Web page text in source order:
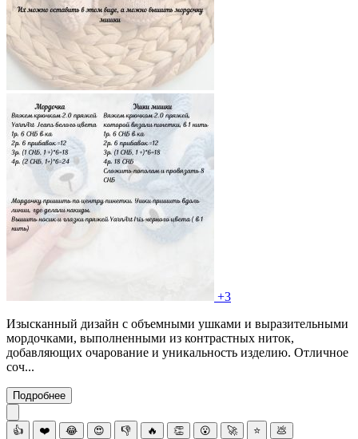
+3
Изысканный дизайн с объемными ушками и выразительными
мордочками, выполненными из контрастных ниток,
добавляющих очарование и уникальность изделию. Отличное
соч...
Подробнее
👍 ❤️ 😂 😍 👎 🔥 👏 😮 🚀 ⭐ 💩